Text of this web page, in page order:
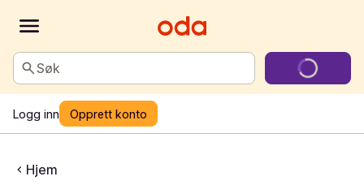
Søk
Logg inn Opprett konto
Hjem